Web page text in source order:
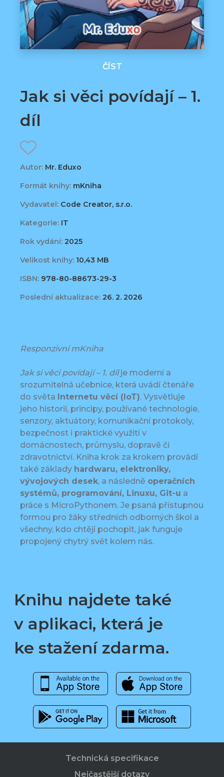
ČÍST
Jak si věci povídají – 1.
díl
Autor: Mr. Eduxo
Formát knihy: mKniha
Vydavatel: Code Creator, s.r.o.
Kategorie: IT
Rok vydání: 2025
Velikost knihy: 10,43 MB
ISBN: 978-80-88673-29-3
Poslední aktualizace: 26. 2. 2026
Responzivní mKniha
Jak si věci povídají – 1. dílje moderní a
srozumitelná učebnice, která uvádí čtenáře
do světa Internetu věcí (IoT). Vysvětluje
jeho historii, principy, používané technologie,
senzory, aktuátory, komunikační protokoly,
bezpečnost i praktické využití v
domácnostech, průmyslu, dopravě či
zdravotnictví. Kniha krok za krokem provádí
také základy hardwaru, elektroniky,
vývojových desek, a následně operačních
systémů, programování, Linuxu, Git-u a
práce s MicroPythonem. Je psaná přístupnou
formou pro žáky středních odborných škol a
všechny, kdo chtějí pochopit, jak funguje
propojený chytrý svět kolem nás.
Knihu najdete také
v aplikaci, která je
ke stažení zdarma.
Technická specifikace
Nejčastější dotazy